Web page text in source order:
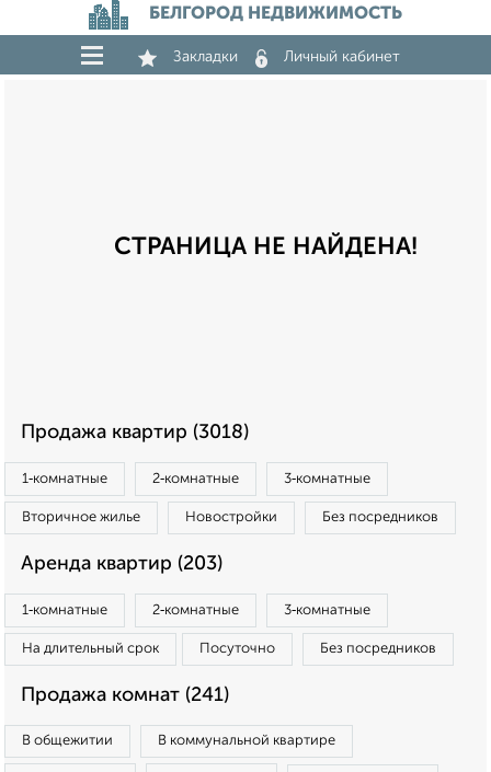
БЕЛГОРОД НЕДВИЖИМОСТЬ
Закладки Личный кабинет
СТРАНИЦА НЕ НАЙДЕНА!
Продажа квартир (3018)
1‑комнатные 2‑комнатные 3‑комнатные
Вторичное жилье Новостройки Без посредников
Аренда квартир (203)
1‑комнатные 2‑комнатные 3‑комнатные
На длительный срок Посуточно Без посредников
Продажа комнат (241)
В общежитии В коммунальной квартире